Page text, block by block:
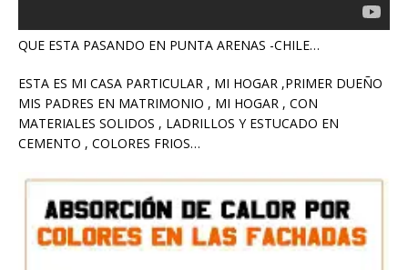
QUE ESTA PASANDO EN PUNTA ARENAS -CHILE…
ESTA ES MI CASA PARTICULAR , MI HOGAR ,PRIMER DUEÑO
MIS PADRES EN MATRIMONIO , MI HOGAR , CON
MATERIALES SOLIDOS , LADRILLOS Y ESTUCADO EN
CEMENTO , COLORES FRIOS…